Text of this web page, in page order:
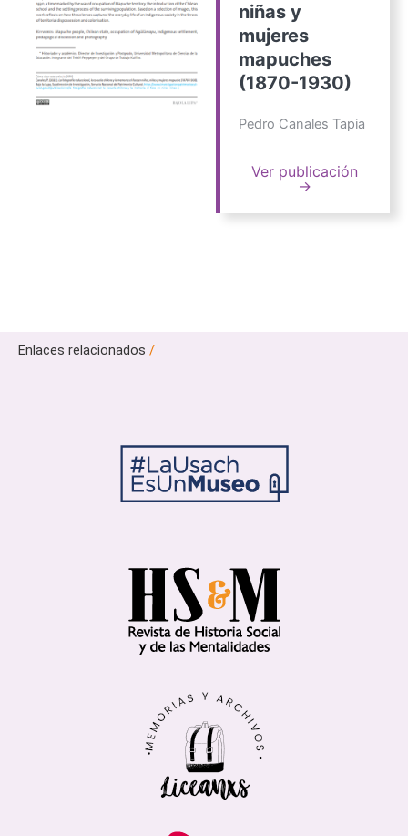
niñas y
mujeres
mapuches
(1870-1930)
Pedro Canales Tapia
Ver publicación
→
Enlaces relacionados /